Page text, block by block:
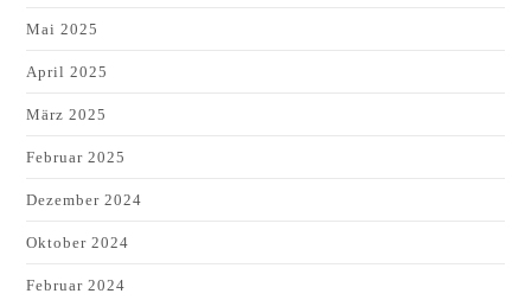
Mai 2025
April 2025
März 2025
Februar 2025
Dezember 2024
Oktober 2024
Februar 2024